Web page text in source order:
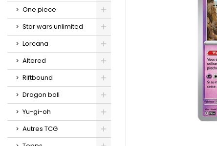
One piece
Star wars unlimited
Lorcana
Altered
Riftbound
Dragon ball
Yu-gi-oh
Autres TCG